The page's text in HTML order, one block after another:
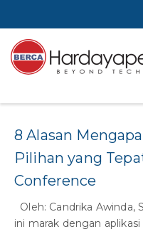
8 Alasan
Pilihan yang
Conference
Oleh: Candrika
ini marak dengan